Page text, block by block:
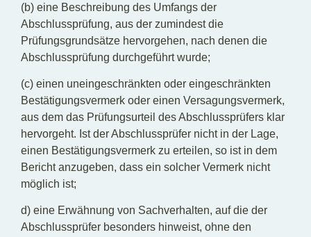
(b) eine Beschreibung des Umfangs der
Abschlussprüfung, aus der zumindest die
Prüfungsgrundsätze hervorgehen, nach denen die
Abschlussprüfung durchgeführt wurde;
(c) einen uneingeschränkten oder eingeschränkten
Bestätigungsvermerk oder einen Versagungsvermerk,
aus dem das Prüfungsurteil des Abschlussprüfers klar
hervorgeht. Ist der Abschlussprüfer nicht in der Lage,
einen Bestätigungsvermerk zu erteilen, so ist in dem
Bericht anzugeben, dass ein solcher Vermerk nicht
möglich ist;
d) eine Erwähnung von Sachverhalten, auf die der
Abschlussprüfer besonders hinweist, ohne den